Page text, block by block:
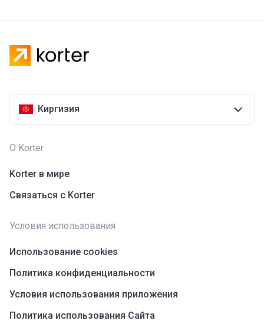
Киргизия
О Korter
Korter в мире
Связаться с Korter
Условия использования
Использование cookies
Политика конфиденциальности
Условия использования приложения
Политика использования Сайта